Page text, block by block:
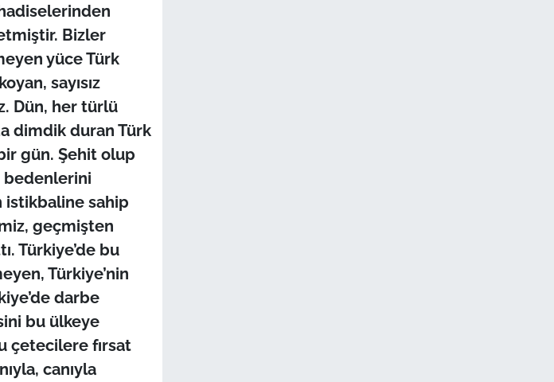
Bizler
yüce Türk
sayısız
Dün, her türlü
dimdik duran Türk
gün. Şehit olup
bedenlerini
istikbaline sahip
geçmişten
Türkiye’de bu
Türkiye’nin
darbe
bu ülkeye
çetecilere fırsat
canıyla